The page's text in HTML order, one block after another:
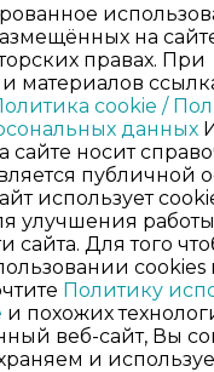
на
правах. При
материалов
cookie /
данных
сайте носит
публичной
использует
улучшения
сайта. Для того
cookies
Политику
и похожих
веб-сайт, Вы
и